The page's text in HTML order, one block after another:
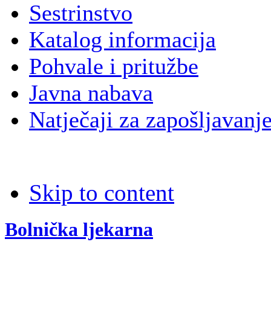
Sestrinstvo
Katalog informacija
Pohvale i pritužbe
Javna nabava
Natječaji za
Skip to content
Bolnička ljekarna